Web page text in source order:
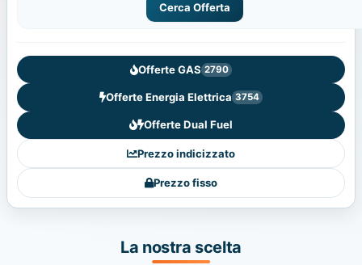
Cerca Offerta
Offerte GAS 2790
Offerte Energia Elettrica 3754
Offerte Dual Fuel
Prezzo indicizzato
Prezzo fisso
La nostra scelta